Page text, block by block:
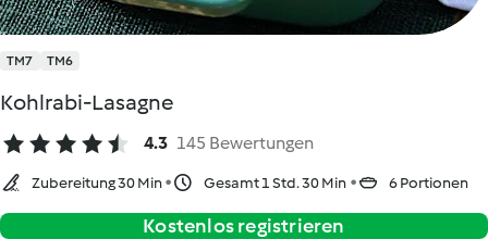
TM7 TM6
Kohlrabi-Lasagne
4.3 145 Bewertungen
Zubereitung 30 Min Gesamt 1 Std. 30 Min 6 Portionen
Kostenlos registrieren